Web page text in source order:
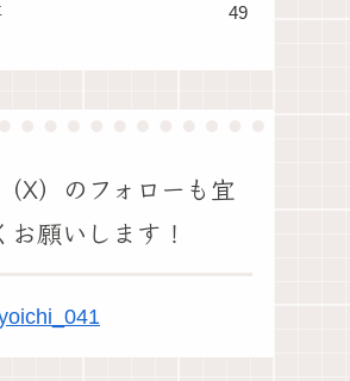
49
X）のフォローも宜
お願いします！